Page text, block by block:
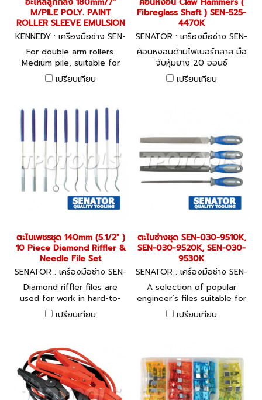
M/PILE POLY. PAINT
ROLLER SLEEVE EMULSION
KENNEDY : เครื่องมือช่าง SEN-
533-4200K
For double arm rollers.
Medium pile, suitable for
rough surfaces such as
stucco, concrete, pebble
brick and block walls.To fit
KENNEDY 300mm wide
double arm roller head.
เปรียบเทียบ
Fibreglass Shaft ) SEN-525-
4470K
SENATOR : เครื่องมือช่าง SEN-
525-4470K
ค้อนหงอนด้ามไฟเบอร์กลาส มือ
จับหุ้มยาง 20 ออนซ์
เปรียบเทียบ
ตะไบเพชรชุด 140mm (5.1/2" )
10 Piece Diamond Riffler &
Needle File Set
SENATOR : เครื่องมือช่าง SEN-
033-2700K
Diamond riffler files are
used for work in hard-to-
reach areas and on
complex shapes. Contains
wallet. Contents: 1 of each
needle file: flat, three
square, slitting, and 1 of
each style riffler: 985, 911,
เปรียบเทียบ
ตะไบช่างชุด SEN-030-9510K,
SEN-030-9520K, SEN-030-
9530K
SENATOR : เครื่องมือช่าง SEN-
030-9510K, SEN-030-9520
K, SEN-030-9530K
A selection of popular
engineer’s files suitable for
filing and deburring on a
wide variety of materials.
Manufactured to
BS498:1990 and American
Federal Standard GGG-F-
เปรียบเทียบ